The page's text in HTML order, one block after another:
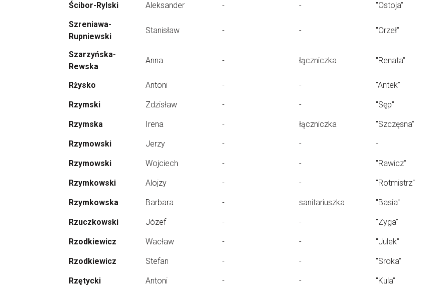
Ścibor-Rylski Aleksander - - "Ostoja"
Szreniawa-
Rupniewski
Stanisław - - "Orzeł"
Szarzyńska-
Rewska
Anna - łączniczka "Renata"
Rżysko Antoni - - "Antek"
Rzymski Zdzisław - - "Sęp"
Rzymska Irena - łączniczka "Szczęsna"
Rzymowski Jerzy - - -
Rzymowski Wojciech - - "Rawicz"
Rzymkowski Alojzy - - "Rotmistrz"
Rzymkowska Barbara - sanitariuszka "Basia"
Rzuczkowski Józef - - "Zyga"
Rzodkiewicz Wacław - - "Julek"
Rzodkiewicz Stefan - - "Sroka”
Rzętycki Antoni - - "Kula"